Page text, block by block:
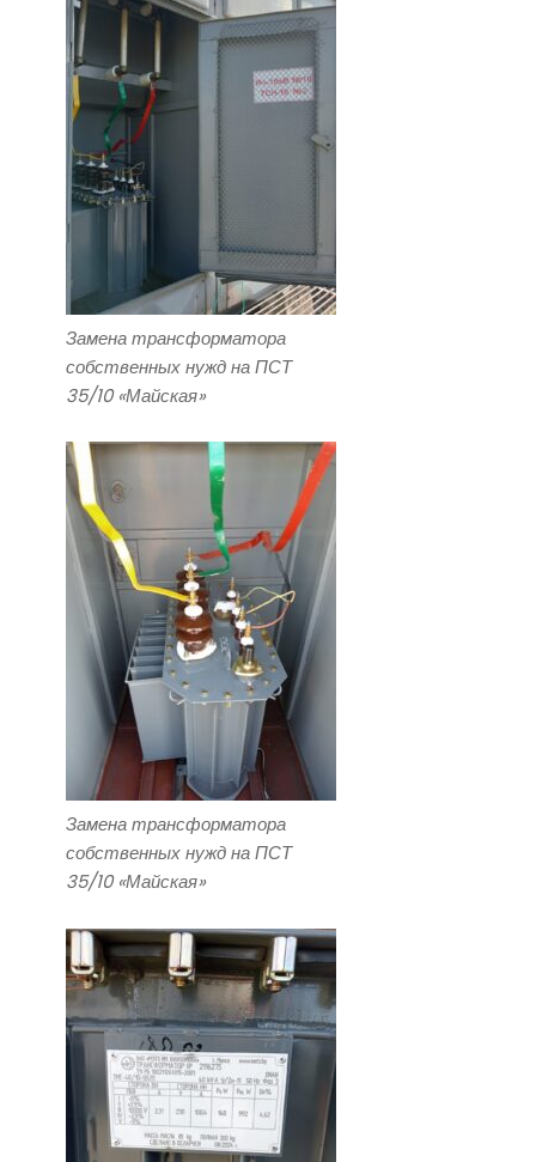
Замена трансформатора
собственных нужд на ПСТ
35/10 «Майская»
Замена трансформатора
собственных нужд на ПСТ
35/10 «Майская»